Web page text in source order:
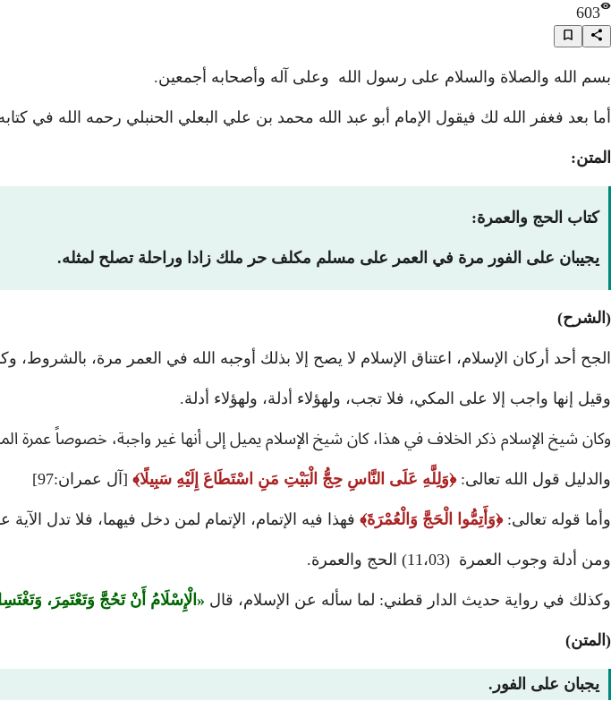
603
بسم الله والصلاة والسلام على رسول الله وعلى آله وأصحابه أجمعين.
أما بعد فغفر الله لك فيقول الإمام أبو عبد الله محمد بن علي البعلي الحنبلي رحمه الله في
المتن:
كتاب الحج والعمرة:
يجيبان على الفور مرة في العمر على مسلم مكلف حر ملك زادا وراحلة تصلح لمثله.
(الشرح)
الجح أحد أركان الإسلام، اعتناق الإسلام لا يصح إلا بذلك أوجبه الله في العمر مرة،
وقيل إنها واجب إلا على المكي، فلا تجب، ولهؤلاء أدلة، ولهؤلاء أدلة.
وكان شيخ الإسلام ذكر الخلاف في هذا، كان شيخ الإسلام يميل إلى أنها غير واجبة، خصوصاً عمرة
والدليل قول الله تعالى: وَلِلَّهِ عَلَى النَّاسِ حِجُّ الْبَيْتِ مَنِ اسْتَطَاعَ إِلَيْهِ سَبِيلًا [آل عمران:97]
وأما قوله تعالى: وَأَتِمُّوا الْحَجَّ وَالْعُمْرَةَ فهذا فيه الإتمام، الإتمام لمن دخل فيهما، فلا تدل
ومن أدلة وجوب العمرة (11،03) الحج والعمرة.
وكذلك في رواية حديث الدار قطني: لما سأله عن الإسلام، قال الْإِسْلَامُ أَنْ تَحُجَّ وَتَعْتَمِرَ،
(المتن)
يجبان على الفور.